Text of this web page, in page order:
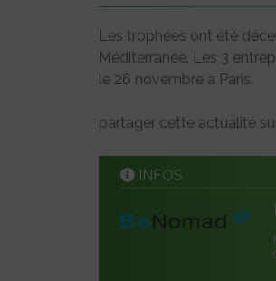
Les trophées ont été
Méditerranée. Les 3
le 26 novembre à Paris.
partager cette actualité
INFOS